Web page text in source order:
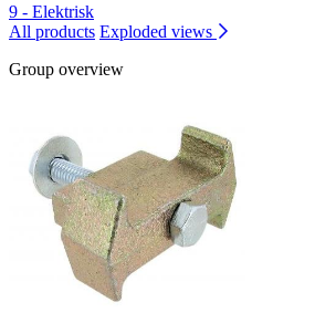
9 - Elektrisk
All products Exploded views
Group overview